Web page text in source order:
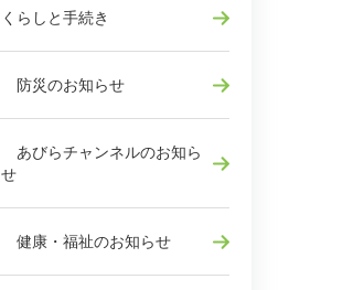
くらしと手続き
防災のお知らせ
あびらチャンネルのお知ら
せ
健康・福祉のお知らせ